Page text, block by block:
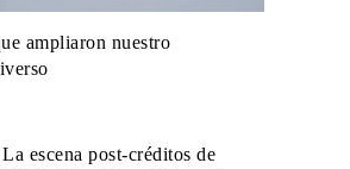
ampliaron nuestro
La escena post-créditos de